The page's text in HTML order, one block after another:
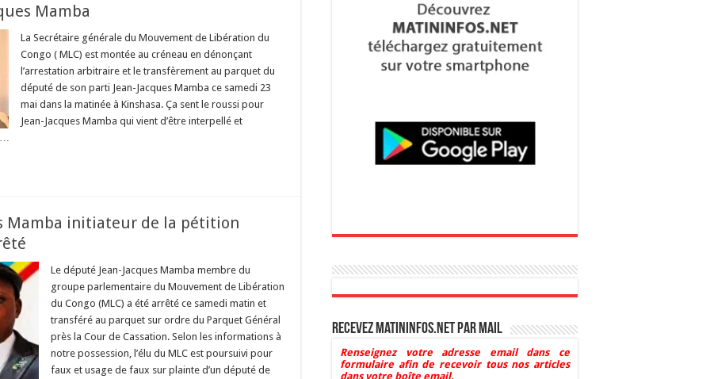
Mamba
La Secrétaire générale du Mouvement de Libération du
Congo ( MLC) est montée au créneau en dénonçant
l’arrestation arbitraire et le transfèrement au parquet du
député de son parti Jean-Jacques Mamba ce samedi 23
mai dans la matinée à Kinshasa. Ça sent le roussi pour
Jean-Jacques Mamba qui vient d’être interpellé et
…
Mamba initiateur de la pétition
Le député Jean-Jacques Mamba membre du
groupe parlementaire du Mouvement de Libération
du Congo (MLC) a été arrêté ce samedi matin et
transféré au parquet sur ordre du Parquet Général
près la Cour de Cassation. Selon les informations à
notre possession, l’élu du MLC est poursuivi pour
faux et usage de faux sur plainte d’un député de
Recevez Matininfos.net par mail
Renseignez votre adresse email dans ce
formulaire afin de recevoir tous nos articles
dans votre boîte email.